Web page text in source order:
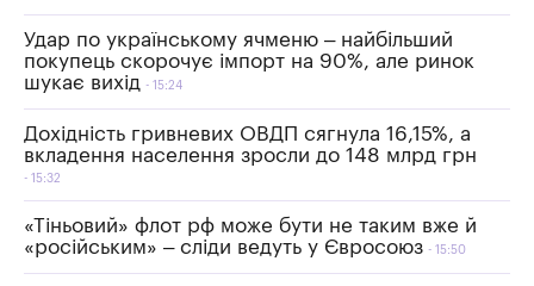
Удар по українському ячменю – найбільший
покупець скорочує імпорт на 90%, але ринок
шукає вихід
15:24
Дохідність гривневих ОВДП сягнула 16,15%, а
вкладення населення зросли до 148 млрд грн
15:32
«Тіньовий» флот рф може бути не таким вже й
«російським» – сліди ведуть у Євросоюз
15:50